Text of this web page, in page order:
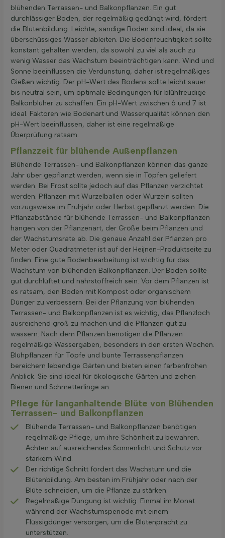
blühenden Terrassen- und Balkonpflanzen. Ein gut
durchlässiger Boden, der regelmäßig gedüngt wird, fördert
die Blütenbildung. Leichte, sandige Böden sind ideal, da sie
überschüssiges Wasser ableiten. Die Bodenfeuchtigkeit sollte
konstant gehalten werden, da sowohl zu viel als auch zu
wenig Wasser das Wachstum beeinträchtigen kann. Wind und
Sonne beeinflussen die Verdunstung, daher ist regelmäßiges
Gießen wichtig. Der pH-Wert des Bodens sollte leicht sauer
bis neutral sein, um optimale Bedingungen für blühfreudige
Balkonblüher zu schaffen. Ein pH-Wert zwischen 6 und 7 ist
ideal. Faktoren wie Bodenart und Wasserqualität können den
pH-Wert beeinflussen, daher ist eine regelmäßige
Überprüfung ratsam.
Pflanzzeit für blühende Außenpflanzen
Blühende Terrassen- und Balkonpflanzen können das ganze
Jahr über gepflanzt werden, wenn sie in Töpfen geliefert
werden. Bei Frost sollte jedoch auf das Pflanzen verzichtet
werden. Pflanzen mit Wurzelballen oder Wurzeln sollten
vorzugsweise im Frühjahr oder Herbst gepflanzt werden. Die
Pflanzabstände für blühende Terrassen- und Balkonpflanzen
hängen von der Pflanzenart, der Größe beim Pflanzen und
der Wachstumsrate ab. Die genaue Anzahl der Pflanzen pro
Meter oder Quadratmeter ist auf der Heijnen-Produktseite zu
finden. Eine gute Bodenbearbeitung ist wichtig für das
Wachstum von blühenden Balkonpflanzen. Der Boden sollte
gut durchlüftet und nährstoffreich sein. Vor dem Pflanzen ist
es ratsam, den Boden mit Kompost oder organischem
Dünger zu verbessern. Bei der Pflanzung von blühenden
Terrassen- und Balkonpflanzen ist es wichtig, das Pflanzloch
ausreichend groß zu machen und die Pflanzen gut zu
wässern. Nach dem Pflanzen benötigen die Pflanzen
regelmäßige Wassergaben, besonders in den ersten Wochen.
Blühpflanzen für Töpfe und bunte Terrassenpflanzen
bereichern lebendige Gärten und bieten einen farbenfrohen
Anblick. Sie sind ideal für ökologische Gärten und ziehen
Bienen und Schmetterlinge an.
Pflege für langanhaltende Blüte von Blühenden
Terrassen- und Balkonpflanzen
Blühende Terrassen- und Balkonpflanzen benötigen
regelmäßige Pflege, um ihre Schönheit zu bewahren.
Achten auf ausreichendes Sonnenlicht und Schutz vor
starkem Wind.
Der richtige Schnitt fördert das Wachstum und die
Blütenbildung. Am besten im Frühjahr oder nach der
Blüte schneiden, um die Pflanze zu stärken.
Regelmäßige Düngung ist wichtig. Einmal im Monat
während der Wachstumsperiode mit einem
Flüssigdünger versorgen, um die Blütenpracht zu
unterstützen.